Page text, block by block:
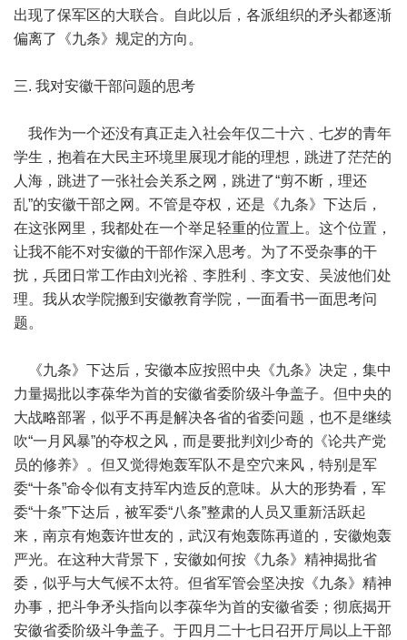
出现了保军区的大联合。自此以后，各派组织的矛头都逐渐
偏离了《九条》规定的方向。
三. 我对安徽干部问题的思考
我作为一个还没有真正走入社会年仅二十六﹑七岁的青年
学生，抱着在大民主环境里展现才能的理想，跳进了茫茫的
人海，跳进了一张社会关系之网，跳进了“剪不断，理还
乱”的安徽干部之网。不管是夺权，还是《九条》下达后，
在这张网里，我都处在一个举足轻重的位置上。这个位置，
让我不能不对安徽的干部作深入思考。为了不受杂事的干
扰，兵团日常工作由刘光裕﹑李胜利﹑李文安、吴波他们处
理。我从农学院搬到安徽教育学院，一面看书一面思考问
题。
《九条》下达后，安徽本应按照中央《九条》决定，集中
力量揭批以李葆华为首的安徽省委阶级斗争盖子。但中央的
大战略部署，似乎不再是解决各省的省委问题，也不是继续
吹“一月风暴”的夺权之风，而是要批判刘少奇的《论共产党
员的修养》。但又觉得炮轰军队不是空穴来风，特别是军
委“十条”命令似有支持军内造反的意味。从大的形势看，军
委“十条”下达后，被军委“八条”整肃的人员又重新活跃起
来，南京有炮轰许世友的，武汉有炮轰陈再道的，安徽炮轰
严光。在这种大背景下，安徽如何按《九条》精神揭批省
委，似乎与大气候不太符。但省军管会坚决按《九条》精神
办事，把斗争矛头指向以李葆华为首的安徽省委；彻底揭开
安徽省委阶级斗争盖子。于四月二十七日召开厅局以上干部